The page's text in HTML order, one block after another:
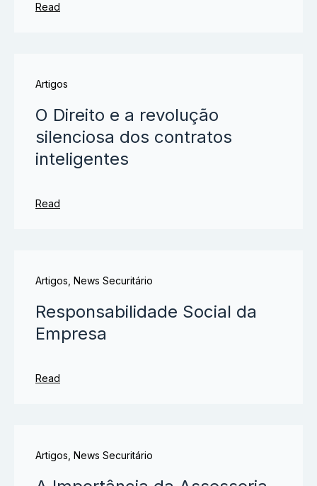
Read
Artigos
O Direito e a revolução
silenciosa dos contratos
inteligentes
Read
Artigos News Securitário
Responsabilidade Social da
Empresa
Read
Artigos News Securitário